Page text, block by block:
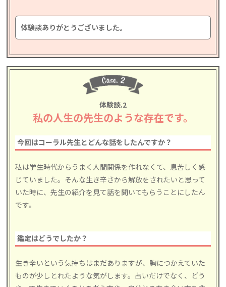
体験談ありがとうございました。
体験談.2
私の人生の先生のような存在です。
今回はコーラル先生とどんな話をしたんですか？
私は学生時代からうまく人間関係を作れなくて、息苦しく感
じていました。そんな生き辛さから解放をされたいと思って
いた時に、先生の紹介を見て話を聞いてもらうことにしたん
です。
鑑定はどうでしたか？
生き辛いという気持ちはまだありますが、胸につかえていた
ものが少しとれたような気がします。占いだけでなく、どう